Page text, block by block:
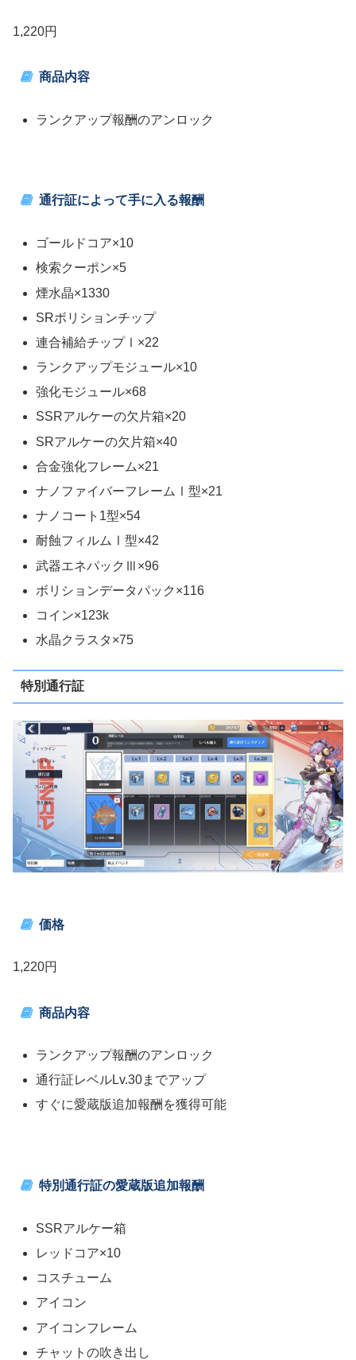
1,220円
商品内容
ランクアップ報酬のアンロック
通行証によって手に入る報酬
ゴールドコア×10
検索クーポン×5
煙水晶×1330
SRボリションチップ
連合補給チップⅠ×22
ランクアップモジュール×10
強化モジュール×68
SSRアルケーの欠片箱×20
SRアルケーの欠片箱×40
合金強化フレーム×21
ナノファイバーフレームⅠ型×21
ナノコート1型×54
耐蝕フィルムⅠ型×42
武器エネパックⅢ×96
ボリションデータパック×116
コイン×123k
水晶クラスタ×75
特別通行証
価格
1,220円
商品内容
ランクアップ報酬のアンロック
通行証レベルLv.30までアップ
すぐに愛蔵版追加報酬を獲得可能
特別通行証の愛蔵版追加報酬
SSRアルケー箱
レッドコア×10
コスチューム
アイコン
アイコンフレーム
チャットの吹き出し